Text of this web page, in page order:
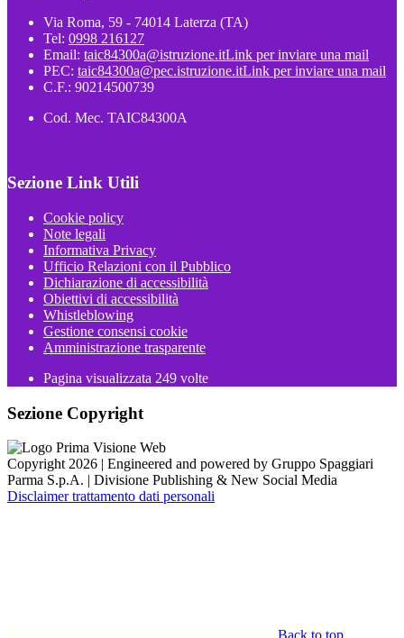
Via Roma, 59 - 74014 Laterza (TA)
Tel: 0998 216127
Email: taic84300a@istruzione.itLink per inviare una mail
PEC: taic84300a@pec.istruzione.itLink per inviare una mail
C.F.: 90214500739
Cod. Mec. TAIC84300A
Sezione Link Utili
Cookie policy
Note legali
Informativa Privacy
Ufficio Relazioni con il Pubblico
Dichiarazione di accessibilità
Obiettivi di accessibilità
Whistleblowing
Gestione consensi cookie
Amministrazione trasparente
Pagina visualizzata 249 volte
Sezione Copyright
Copyright 2026 | Engineered and powered by Gruppo Spaggiari
Parma S.p.A. | Divisione Publishing & New Social Media
Disclaimer trattamento dati personali